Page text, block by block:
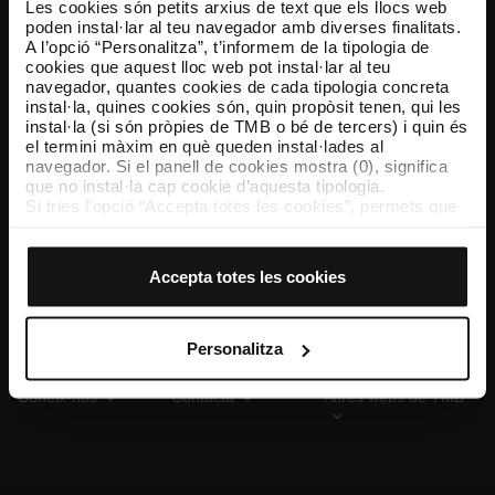
Les cookies són petits arxius de text que els llocs web
poden instal·lar al teu navegador amb diverses finalitats.
A l’opció “Personalitza”, t’informem de la tipologia de
cookies que aquest lloc web pot instal·lar al teu
navegador, quantes cookies de cada tipologia concreta
instal·la, quines cookies són, quin propòsit tenen, qui les
instal·la (si són pròpies de TMB o bé de tercers) i quin és
el termini màxim en què queden instal·lades al
navegador. Si el panell de cookies mostra (0), significa
que no instal·la cap cookie d’aquesta tipologia.
Si tries l’opció “Accepta totes les cookies”, permets que
El selector que es troba a la dreta de cada tipologia de
cookies d’aquella classe.
Un cop hagis marcat les teves preferències, has de fer
clic sobre “Selecciona i configura”. Així, s’instal·laran
només les cookies de la tipologia que hagis seleccionat
personalització, perquè permeten recordar les teves
opcions de navegació (com ara l’idioma) i milloren la teva
Accepta totes les cookies
Personalitza
TMB App
Descarrega’t TMB App i compra els teus bitllets
App Store Google Play
Coneix-nos Contacta Altres webs de TMB